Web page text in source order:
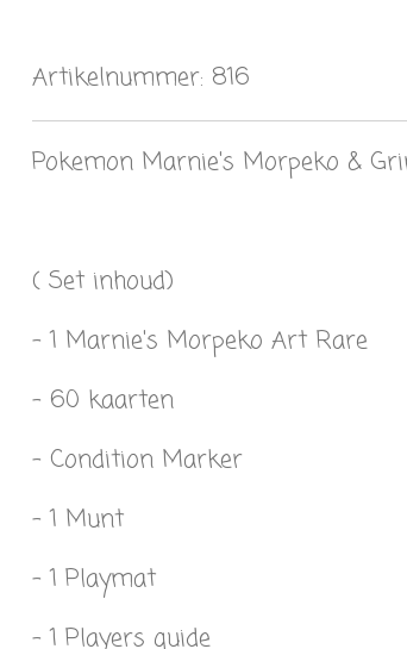
Artikelnummer: 816
Pokemon Marnie's Morpeko &
( Set inhoud)
- 1 Marnie's Morpeko Art Rare
- 60 kaarten
- Condition Marker
- 1 Munt
- 1 Playmat
- 1 Players guide